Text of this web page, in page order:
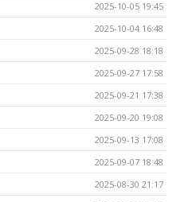
2025-10-05 19:45
2025-10-04 16:48
2025-09-28 18:18
2025-09-27 17:58
2025-09-21 17:38
2025-09-20 19:08
2025-09-13 17:08
2025-09-07 18:48
2025-08-30 21:17